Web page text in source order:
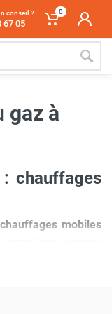
conseil ?
67 05
0
gaz à
chauffages
chauffages mobiles